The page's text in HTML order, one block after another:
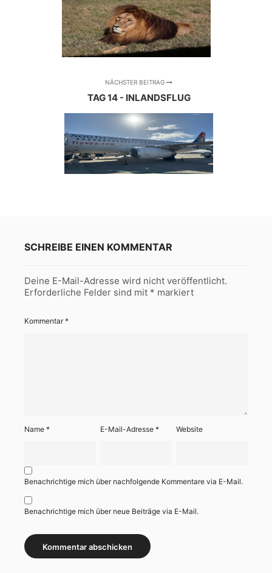
NÄCHSTER BEITRAG
TAG 14 - INLANDSFLUG
SCHREIBE EINEN KOMMENTAR
Deine E-Mail-Adresse wird nicht veröffentlicht.
Erforderliche Felder sind mit * markiert
Kommentar*
Name * E-Mail-Adresse* Website
Benachrichtige mich über nachfolgende Kommentare via E-Mail.
Benachrichtige mich über neue Beiträge via E-Mail.